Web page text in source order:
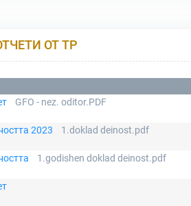
ОТ ТР
GFO - nez. oditor.PDF
2023
1.doklad deinost.pdf
1.godishen doklad deinost.pdf